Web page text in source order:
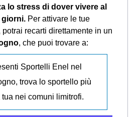
lo stress di dover vivere al
giorni. Per attivare le tue
recarti direttamente in un
, che puoi trovare a:
Sportelli Enel nel
trova lo sportello più
nei comuni limitrofi.